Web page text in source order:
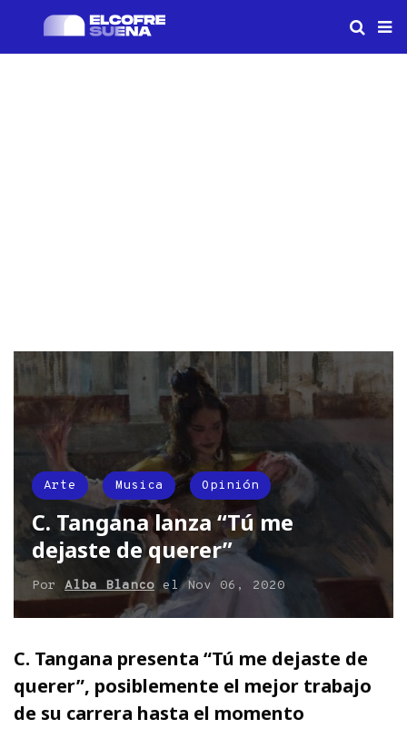
Arte Musica Opinión
C. Tangana lanza “Tú me
dejaste de querer”
Por Alba Blanco elNov 06, 2020
C. Tangana presenta “Tú me dejaste de
querer”, posiblemente el mejor trabajo
de su carrera hasta el momento